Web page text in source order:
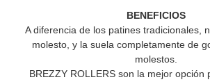
BENEFICIOS
A diferencia de los patines tradicionales,
molesto, y la suela completamente de
molestos.
BREZZY ROLLERS son la mejor opción